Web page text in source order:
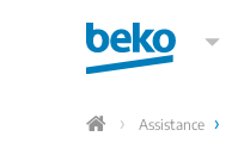
Home
Assistance